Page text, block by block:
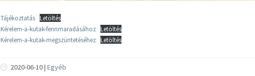
Tájékoztatás Letöltés
Kérelem-a-kutak-fennmaradásához Letöltés
Kérelem-a-kutak-megszüntetéséhez Letöltés
2020-06-10 | Egyéb